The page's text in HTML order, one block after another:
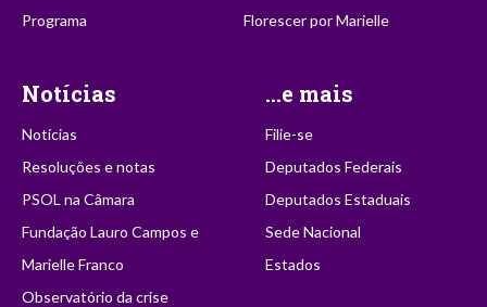
Programa
Florescer por Marielle
Notícias
Notícias
Resoluções e notas
PSOL na Câmara
Fundação Lauro Campos e
Marielle Franco
Observatório da crise
...e mais
Filie-se
Deputados Federais
Deputados Estaduais
Sede Nacional
Estados